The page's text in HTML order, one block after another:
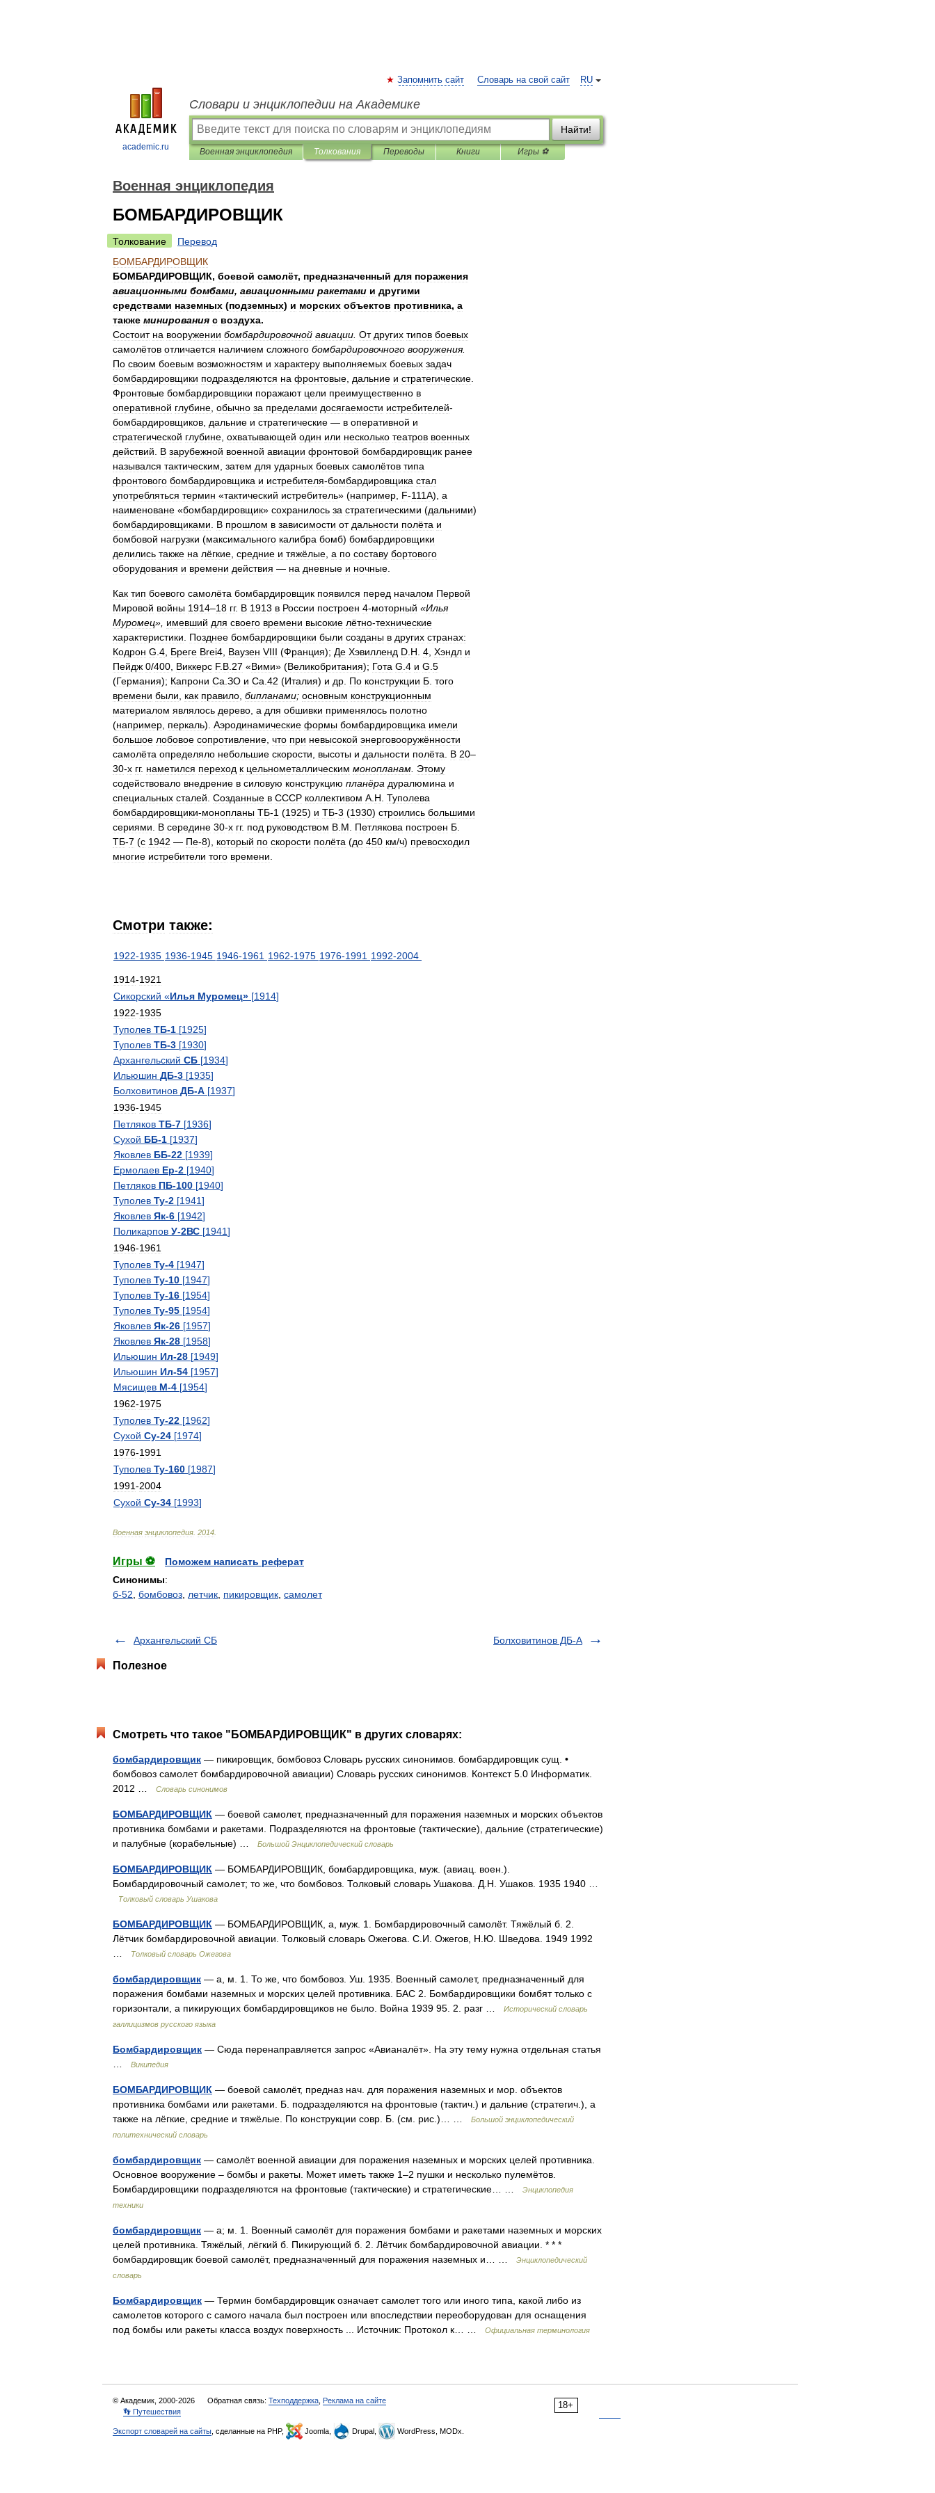
academic.ru
RU
Запомнить сайт Словарь на свой сайт
Словари и энциклопедии на Академике
Найти!
Военная энциклопедия Толкования Переводы Книги Игры ⚽
Военная энциклопедия
БОМБАРДИРОВЩИК
Толкование
Перевод
БОМБАРДИРОВЩИК
БОМБАРДИРОВЩИК, боевой самолёт, предназначенный для поражения
авиационными бомбами, авиационными ракетами и другими
средствами наземных (подземных) и морских объектов противника, а
также минирования с воздуха.
Состоит на вооружении бомбардировочной авиации От других типов боевых
самолётов отличается наличием сложного бомбардировочного вооружения.
По своим боевым возможностям и характеру выполняемых боевых задач
бомбардировщики подразделяются на фронтовые дальние и стратегические
Фронтовые бомбардировщики поражают цели преимущественно в
оперативной глубине обычно за пределами досягаемости истребителей-
бомбардировщиков дальние и стратегические — в оперативной и
стратегической глубине охватывающей один или несколько театров военных
действий
В зарубежной военной авиации фронтовой бомбардировщик ранее
назывался тактическим затем для ударных боевых самолётов типа
фронтового бомбардировщика и истребителя-бомбардировщика стал
употребляться термин «тактический истребитель» (например F-111A), а
наименоване «бомбардировщик» сохранилось за стратегическими (дальними)
бомбардировщиками
В прошлом в зависимости от дальности полёта и
бомбовой нагрузки (максимального калибра бомб) бомбардировщики
делились также на лёгкие средние и тяжёлые а по составу бортового
оборудования и времени действия — на дневные и ночные
Как тип боевого самолёта бомбардировщик появился перед началом Первой
Мировой войны 1914–18 гг. В 1913 в России построен 4-моторный «Илья
Муромец», имевший для своего времени высокие лётно-технические
характеристики
Позднее бомбардировщики были созданы в других странах:
Кодрон G 4 Бреге Brei4 Ваузен VIII (Франция); Де Хэвилленд D H 4 Хэндл и
Пейдж 0/400 Виккерс F. B 27 «Вими» (Великобритания); Гота G 4 и G 5
(Германия); Капрони Са ЗО и Са 42 (Италия) и др По конструкции Б того
времени были как правило бипланами; основным конструкционным
материалом являлось дерево а для обшивки применялось полотно
(например перкаль). Аэродинамические формы бомбардировщика имели
большое лобовое сопротивление что при невысокой энерговооружённости
самолёта определяло небольшие скорости высоты и дальности полёта В 20–
30-х гг. наметился переход к цельнометаллическим монопланам Этому
содействовало внедрение в силовую конструкцию планёра дуралюмина и
специальных сталей Созданные в СССР коллективом А Н Туполева
бомбардировщики-монопланы ТБ-1 (1925) и ТБ-3 (1930) строились большими
сериями
В середине 30-х гг. под руководством В М Петлякова построен Б
ТБ-7 (с 1942 — Пе-8), который по скорости полёта (до 450 км/ч) превосходил
многие истребители того времени
Смотри также:
1922-1935 1936-1945 1946-1961 1962-1975 1976-1991 1992-2004
1914-1921
Сикорский «Илья Муромец» [1914]
1922-1935
Туполев ТБ-1 [1925]
Туполев ТБ-3 [1930]
Архангельский СБ [1934]
Ильюшин ДБ-3 [1935]
Болховитинов ДБ-А [1937]
1936-1945
Петляков ТБ-7 [1936]
Сухой ББ-1 [1937]
Яковлев ББ-22 [1939]
Ермолаев Ер-2 [1940]
Петляков ПБ-100 [1940]
Туполев Ту-2 [1941]
Яковлев Як-6 [1942]
Поликарпов У-2ВС [1941]
1946-1961
Туполев Ту-4 [1947]
Туполев Ту-10 [1947]
Туполев Ту-16 [1954]
Туполев Ту-95 [1954]
Яковлев Як-26 [1957]
Яковлев Як-28 [1958]
Ильюшин Ил-28 [1949]
Ильюшин Ил-54 [1957]
Мясищев М-4 [1954]
1962-1975
Туполев Ту-22 [1962]
Сухой Су-24 [1974]
1976-1991
Туполев Ту-160 [1987]
1991-2004
Сухой Су-34 [1993]
Военная энциклопедия 2014
Игры ⚽
Поможем написать реферат
Синонимы:
б-52 бомбовоз летчик пикировщик самолет
Архангельский СБ Болховитинов ДБ-А
Полезное
Смотреть что такое "БОМБАРДИРОВЩИК" в других словарях:
бомбардировщик — пикировщик, бомбовоз Словарь русских синонимов. бомбардировщик сущ. •
бомбовоз самолет бомбардировочной авиации) Словарь русских синонимов. Контекст 5.0 Информатик.
2012 …
Словарь синонимов
БОМБАРДИРОВЩИК — боевой самолет, предназначенный для поражения наземных и морских объектов
противника бомбами и ракетами. Подразделяются на фронтовые (тактические), дальние (стратегические)
и палубные (корабельные) …
Большой Энциклопедический словарь
БОМБАРДИРОВЩИК — БОМБАРДИРОВЩИК, бомбардировщика, муж. (авиац. воен.).
Бомбардировочный самолет; то же, что бомбовоз. Толковый словарь Ушакова. Д.Н. Ушаков. 1935 1940 …
Толковый словарь Ушакова
БОМБАРДИРОВЩИК — БОМБАРДИРОВЩИК, а, муж. 1. Бомбардировочный самолёт. Тяжёлый б. 2.
Лётчик бомбардировочной авиации. Толковый словарь Ожегова. С.И. Ожегов, Н.Ю. Шведова. 1949 1992
Толковый словарь Ожегова
бомбардировщик — а, м. 1. То же, что бомбовоз. Уш. 1935. Военный самолет, предназначенный для
поражения бомбами наземных и морских целей противника. БАС 2. Бомбардировщики бомбят только с
горизонтали, а пикирующих бомбардировщиков не было. Война 1939 95. 2. разг …
Исторический словарь
галлицизмов русского языка
Бомбардировщик — Сюда перенаправляется запрос «Авианалёт». На эту тему нужна отдельная статья
Википедия
БОМБАРДИРОВЩИК — боевой самолёт, предназ нач. для поражения наземных и мор. объектов
противника бомбами или ракетами. Б. подразделяются на фронтовые (тактич.) и дальние (стратегич.), а
также на лёгкие, средние и тяжёлые. По конструкции совр. Б. (см. рис.)… …
Большой энциклопедический
политехнический словарь
бомбардировщик — самолёт военной авиации для поражения наземных и морских целей противника.
Основное вооружение – бомбы и ракеты. Может иметь также 1–2 пушки и несколько пулемётов.
Бомбардировщики подразделяются на фронтовые (тактические) и стратегические… …
Энциклопедия
техники
бомбардировщик — а; м. 1. Военный самолёт для поражения бомбами и ракетами наземных и морских
целей противника. Тяжёлый, лёгкий б. Пикирующий б. 2. Лётчик бомбардировочной авиации. * * *
бомбардировщик боевой самолёт, предназначенный для поражения наземных и… …
Энциклопедический
словарь
Бомбардировщик — Термин бомбардировщик означает самолет того или иного типа, какой либо из
самолетов которого с самого начала был построен или впоследствии переоборудован для оснащения
под бомбы или ракеты класса воздух поверхность ... Источник: Протокол к… …
Официальная терминология
18+
© Академик, 2000-2026 Обратная связь: Техподдержка Реклама на сайте
👣 Путешествия
Экспорт словарей на сайты , сделанные на PHP, Joomla, Drupal, WordPress, MODx.